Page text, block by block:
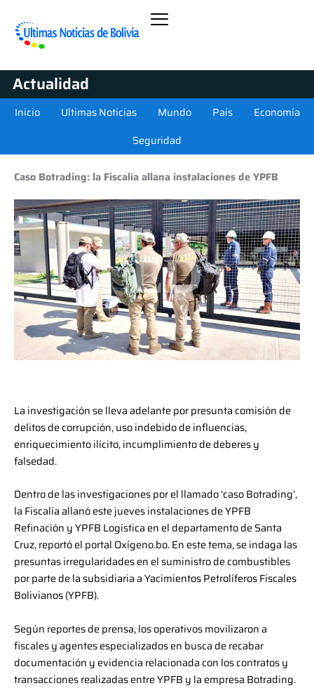
Actualidad
Inicio Ultimas Noticias Mundo País
Economía
Seguridad
Caso Botrading: la Fiscalía allana instalaciones de YPFB
La investigación se lleva adelante por presunta comisión de
delitos de corrupción, uso indebido de influencias,
enriquecimiento ilícito, incumplimiento de deberes y
falsedad.
Dentro de las investigaciones por el llamado ‘caso Botrading’,
la Fiscalía allanó este jueves instalaciones de YPFB
Refinación y YPFB Logística en el departamento de Santa
Cruz, reportó el portal Oxígeno.bo. En este tema, se indaga las
presuntas irregularidades en el suministro de combustibles
por parte de la subsidiaria a Yacimientos Petrolíferos Fiscales
Bolivianos (YPFB).
Según reportes de prensa, los operativos movilizaron a
fiscales y agentes especializados en busca de recabar
documentación y evidencia relacionada con los contratos y
transacciones realizadas entre YPFB y la empresa Botrading.